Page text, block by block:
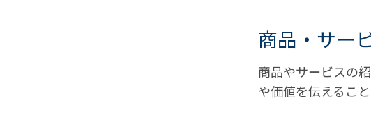
商品・サー
商品やサービスの
や価値を伝えること